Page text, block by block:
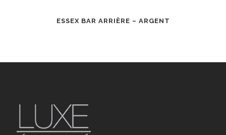
ESSEX BAR ARRIÈRE – ARGENT